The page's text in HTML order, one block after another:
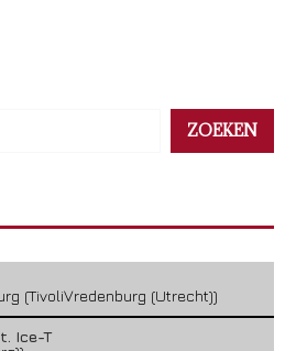
ZOEKEN
(TivoliVredenburg (Utrecht))
Ice-T